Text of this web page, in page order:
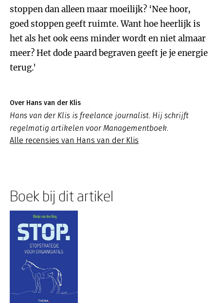
stoppen dan alleen maar moeilijk? ‘Nee hoor,
goed stoppen geeft ruimte. Want hoe heerlijk is
het als het ook eens minder wordt en niet almaar
meer? Het dode paard begraven geeft je je energie
terug.'
Over Hans van der Klis
Hans van der Klis is freelance journalist. Hij schrijft
regelmatig artikelen voor Managementboek.
Alle recensies van Hans van der Klis
Boek bij dit artikel